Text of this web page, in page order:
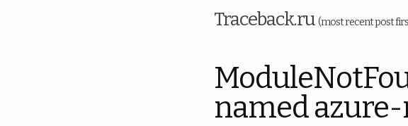
Traceback.ru (most recent post
named